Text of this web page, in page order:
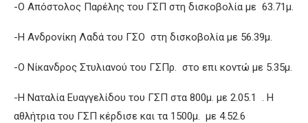
-Ο Απόστολος Παρέλης του ΓΣΠ στη δισκοβολία με 63.71μ.
-Η Ανδρονίκη Λαδά του ΓΣΟ στη δισκοβολία με 56.39μ.
-Ο Νίκανδρος Στυλιανού του ΓΣΠρ. στο επι κοντώ με 5.35μ.
-Η Ναταλία Ευαγγελίδου του ΓΣΠ στα 800μ. με 2.05.1 . Η
αθλήτρια του ΓΣΠ κέρδισε και τα 1500μ. με 4.52.6